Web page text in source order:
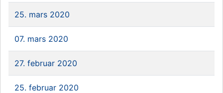
25. mars 2020
07. mars 2020
27. februar 2020
25. februar 2020